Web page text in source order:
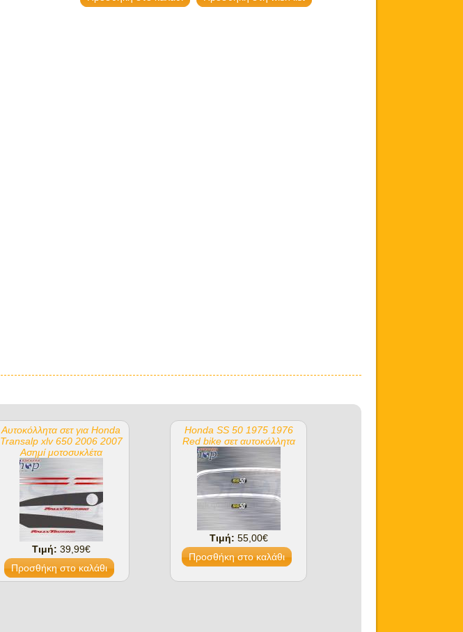
Αυτοκόλλητα σετ για Honda
Transalp xlv 650 2006 2007
Ασημί μοτοσυκλέτα
Τιμή: 39,99€
Honda SS 50 1975 1976
Red bike σετ αυτοκόλλητα
Τιμή: 55,00€